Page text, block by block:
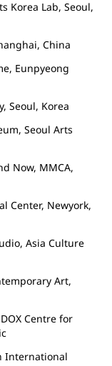
Korea Lab, Seoul,
China
Eunpyeong
Seoul, Korea
Seoul Arts
Now, MMCA,
Center, Newyork,
Asia Culture
Art,
Centre for
International